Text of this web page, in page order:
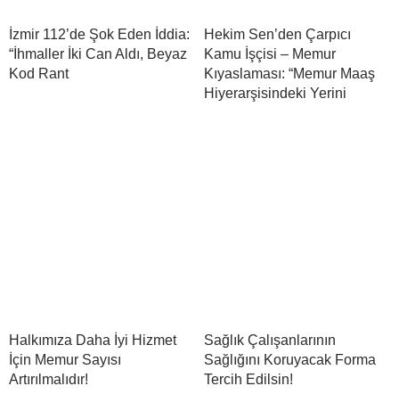
İzmir 112’de Şok Eden İddia:
“İhmaller İki Can Aldı, Beyaz
Kod Rant
Hekim Sen’den Çarpıcı
Kamu İşçisi – Memur
Kıyaslaması: “Memur Maaş
Hiyerarşisindeki Yerini
Halkımıza Daha İyi Hizmet
İçin Memur Sayısı
Artırılmalıdır!
Sağlık Çalışanlarının
Sağlığını Koruyacak Forma
Tercih Edilsin!